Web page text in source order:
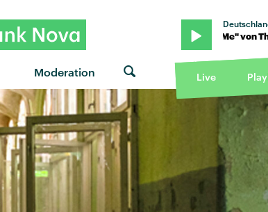
Moderation
Me" von The Beaches · "Me & Me" von The Beaches ·
Live